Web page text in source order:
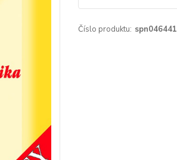
Číslo produktu: spn046441